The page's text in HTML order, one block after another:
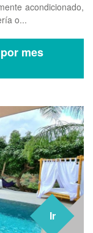
acondicionado,
o...
mes
Ir